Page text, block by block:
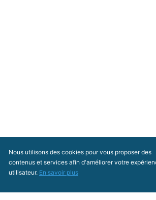
Nous utilisons des cookies pour vous proposer des
contenus et services afin d'améliorer votre
utilisateur. En savoir plus